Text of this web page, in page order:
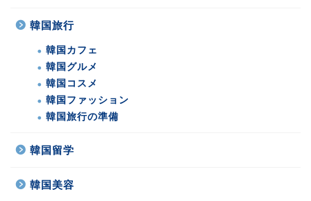
韓国旅行
韓国カフェ
韓国グルメ
韓国コスメ
韓国ファッション
韓国旅行の準備
韓国留学
韓国美容